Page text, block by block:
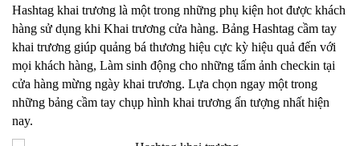
Hashtag khai trương là một trong những phụ kiện hot được khách
hàng sử dụng khi Khai trương cửa hàng. Bảng Hashtag cầm tay
khai trương giúp quảng bá thương hiệu cực kỳ hiệu quả đến với
mọi khách hàng, Làm sinh động cho những tấm ảnh checkin tại
cửa hàng mừng ngày khai trương. Lựa chọn ngay một trong
những bảng cầm tay chụp hình khai trương ấn tượng nhất hiện
nay.